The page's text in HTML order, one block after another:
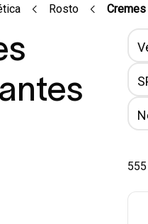
Rosto